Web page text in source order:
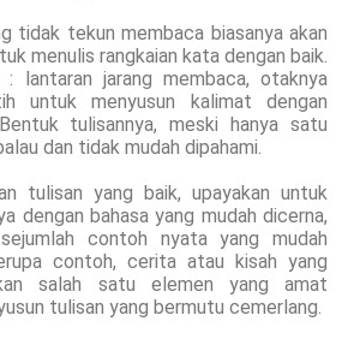
tidak tekun membaca biasanya akan
menulis rangkaian kata dengan baik.
: lantaran jarang membaca, otaknya
untuk menyusun kalimat dengan
tulisannya, meski hanya satu
dan tidak mudah dipahami.
tulisan yang baik, upayakan untuk
dengan bahasa yang mudah dicerna,
contoh nyata yang mudah
contoh, cerita atau kisah yang
salah satu elemen yang amat
tulisan yang bermutu cemerlang.